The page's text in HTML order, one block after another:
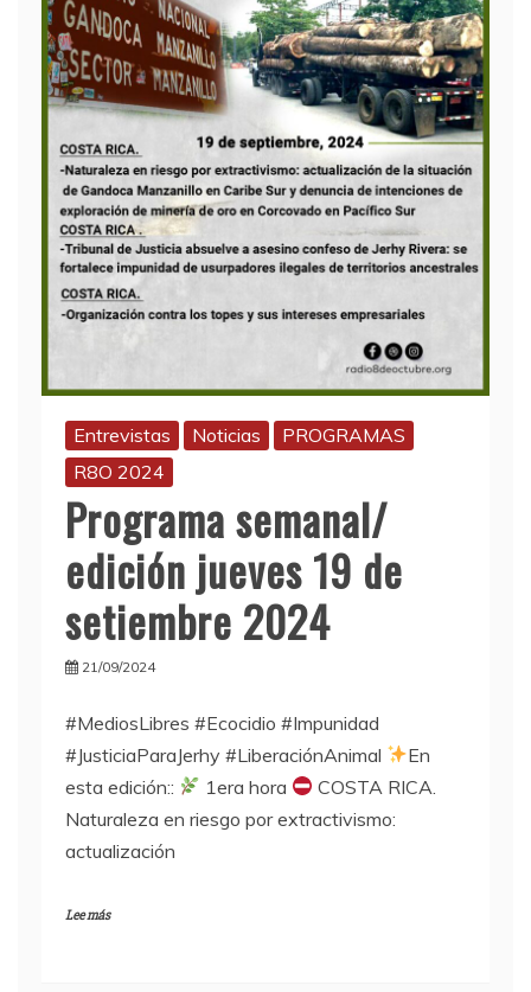
Entrevistas Noticias
PROGRAMAS
R8O 2024
Programa semanal/
edición jueves 19 de
setiembre 2024
21/09/2024
#MediosLibres #Ecocidio #Impunidad
#JusticiaParaJerhy #LiberaciónAnimal
En
esta edición::
1era hora
COSTA RICA.
Naturaleza en riesgo por extractivismo:
actualización
Lee más